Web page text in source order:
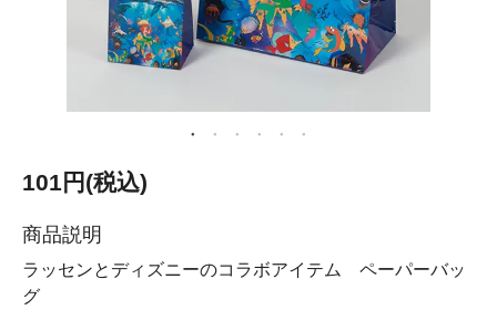
101円(税込)
商品説明
ラッセンとディズニーのコラボアイテム ペーパーバッ
グ